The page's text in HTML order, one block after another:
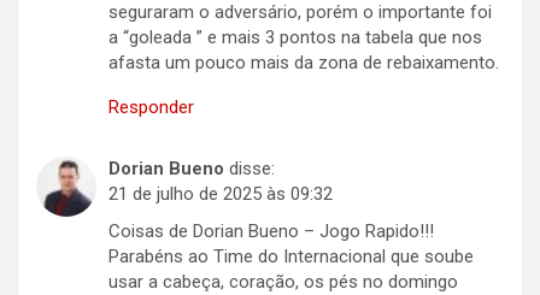
seguraram o adversário, porém o importante foi
a “goleada ” e mais 3 pontos na tabela que nos
afasta um pouco mais da zona de rebaixamento.
Responder
Dorian Bueno disse:
21 de julho de 2025 às 09:32
Coisas de Dorian Bueno – Jogo Rapido!!!
Parabéns ao Time do Internacional que soube
usar a cabeça, coração, os pés no domingo